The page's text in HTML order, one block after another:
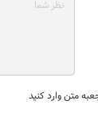
متن وارد کنید